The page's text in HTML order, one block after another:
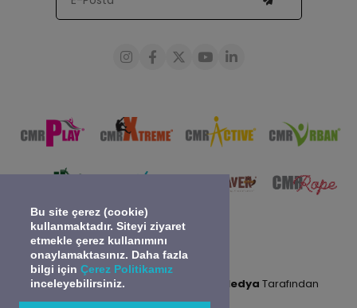
Bu site çerez (cookie)
kullanmaktadır. Siteyi ziyaret
etmekle çerez kullanımını
onaylamaktasınız. Daha fazla
bilgi için Çerez Politikamız
inceleyebilirsiniz.
2024 © Tüm Hakları Saklıdır. Gidea Medya Tarafından
Sepete Ekle
0